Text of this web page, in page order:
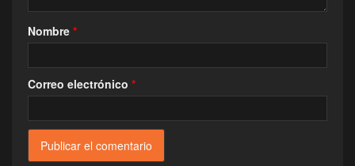
Nombre *
Correo electrónico *